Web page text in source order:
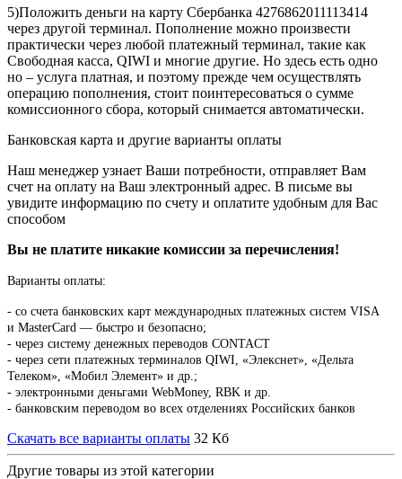
5)Положить деньги на карту Сбербанка 4276862011113414
через другой терминал. Пополнение можно произвести
практически через любой платежный терминал, такие как
Свободная касса, QIWI и многие другие. Но здесь есть одно
но – услуга платная, и поэтому прежде чем осуществлять
операцию пополнения, стоит поинтересоваться о сумме
комиссионного сбора, который снимается автоматически.
Банковская карта и другие варианты оплаты
Наш менеджер узнает Ваши потребности, отправляет Вам
счет на оплату на Ваш электронный адрес. В письме вы
увидите информацию по счету и оплатите удобным для Вас
способом
Вы не платите никакие комиссии за перечисления!
Варианты оплаты:
- со счета банковских карт международных платежных систем VISA
и MasterCard — быстро и безопасно;
- через систему денежных переводов CONTACT
- через сети платежных терминалов QIWI, «Элекснет», «Дельта
Телеком», «Мобил Элемент» и др.;
- электронными деньгами WebMoney, RBK и др.
- банковским переводом во всех отделениях Российских банков
Скачать все варианты оплаты 32 Кб
Другие товары из этой категории